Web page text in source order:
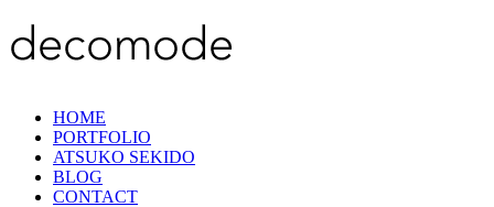
HOME
PORTFOLIO
ATSUKO SEKIDO
BLOG
CONTACT